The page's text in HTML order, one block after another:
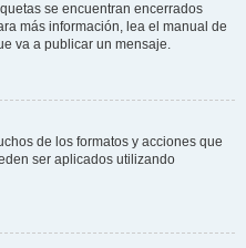
se encuentran encerrados
más información, lea el manual de
va a publicar un mensaje.
de los formatos y acciones que
ser aplicados utilizando